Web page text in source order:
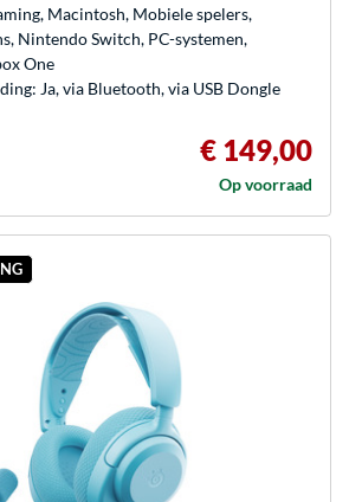
Macintosh, Mobiele spelers,
Nintendo Switch, PC-systemen,
One
Ja, via Bluetooth, via USB Dongle
€ 149,00
Op voorraad